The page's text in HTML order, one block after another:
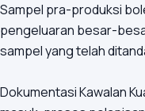
Sampel pra-produksi
pengeluaran besar-
sampel yang telah
Dokumentasi Kawalan